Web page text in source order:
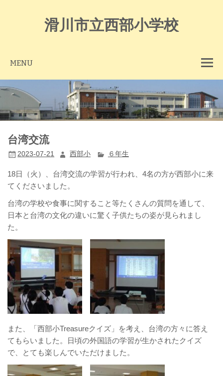
滑川市立西部小学校
MENU
台湾交流
2023-07-21 西部小 ６年生
18日（火）、台湾交流の学習が行われ、4名の方が西部小に来
てくださいました。
台湾の学校や食事に関すること等たくさんの質問を通して、
日本と台湾の文化の違いに驚く子供たちの姿が見られまし
た。
また、「西部小Treasureクイズ」を考え、台湾の方々に答え
てもらいました。日頃の外国語の学習が生かされたクイズ
で、とても楽しんでいただけました。